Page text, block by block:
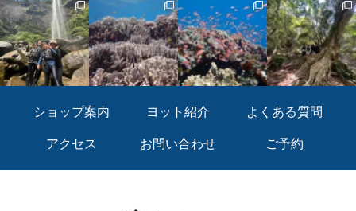
ショップ案内 ヨット紹介 よくある質問
アクセス お問い合わせ ご予約